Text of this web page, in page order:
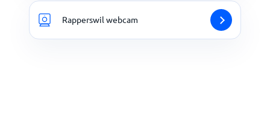
Rapperswil webcam